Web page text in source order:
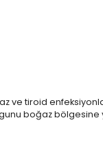
ve tiroid
boğaz bölgesine